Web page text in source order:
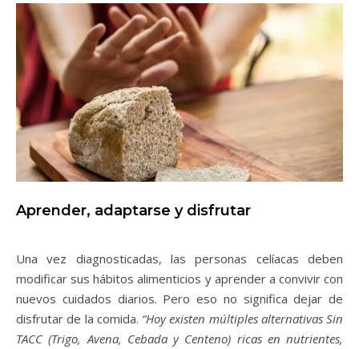
Aprender, adaptarse y disfrutar
Una vez diagnosticadas, las personas celíacas deben
modificar sus hábitos alimenticios y aprender a convivir con
nuevos cuidados diarios. Pero eso no significa dejar de
disfrutar de la comida. “Hoy existen múltiples alternativas Sin
TACC (Trigo, Avena, Cebada y Centeno) ricas en nutrientes,